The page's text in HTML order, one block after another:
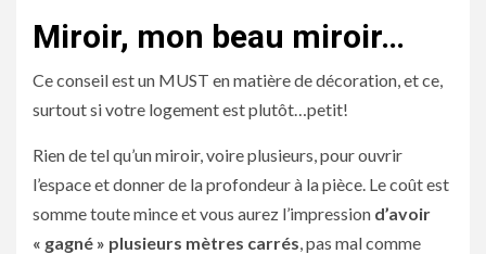
Miroir, mon beau miroir…
Ce conseil est un MUST en matière de décoration, et ce,
surtout si votre logement est plutôt…petit!
Rien de tel qu’un miroir, voire plusieurs, pour ouvrir
l’espace et donner de la profondeur à la pièce. Le coût est
somme toute mince et vous aurez l’impression d’avoir
« gagné » plusieurs mètres carrés , pas mal comme